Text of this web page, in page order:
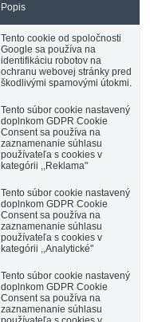
Popis
Tento cookie od spoločnosti
Google sa používa na
identifikáciu robotov na
ochranu webovej stránky pred
škodlivými spamovými útokmi.
Tento súbor cookie nastavený
doplnkom GDPR Cookie
Consent sa používa na
zaznamenanie súhlasu
používateľa s cookies v
kategórii ,,Reklama"
Tento súbor cookie nastavený
doplnkom GDPR Cookie
Consent sa používa na
zaznamenanie súhlasu
používateľa s cookies v
kategórii ,,Analytické"
Tento súbor cookie nastavený
doplnkom GDPR Cookie
Consent sa používa na
zaznamenanie súhlasu